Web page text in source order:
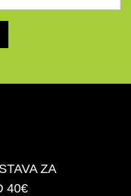
ZA
40€